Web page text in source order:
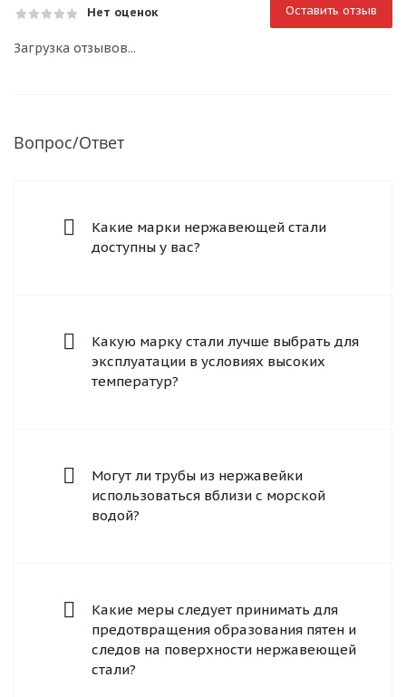
Нет оценок Оставить отзыв
Загрузка отзывов...
Вопрос/Ответ
Какие марки нержавеющей стали
доступны у вас?
Какую марку стали лучше выбрать для
эксплуатации в условиях высоких
температур?
Могут ли трубы из нержавейки
использоваться вблизи с морской
водой?
Какие меры следует принимать для
предотвращения образования пятен и
следов на поверхности нержавеющей
стали?